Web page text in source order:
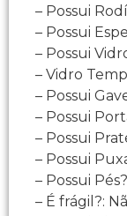
– Possui
– Possui
– Possui
– Vidro
– Possui
– Possui
– Possui
– Possui
– Possui
– É frágil?: